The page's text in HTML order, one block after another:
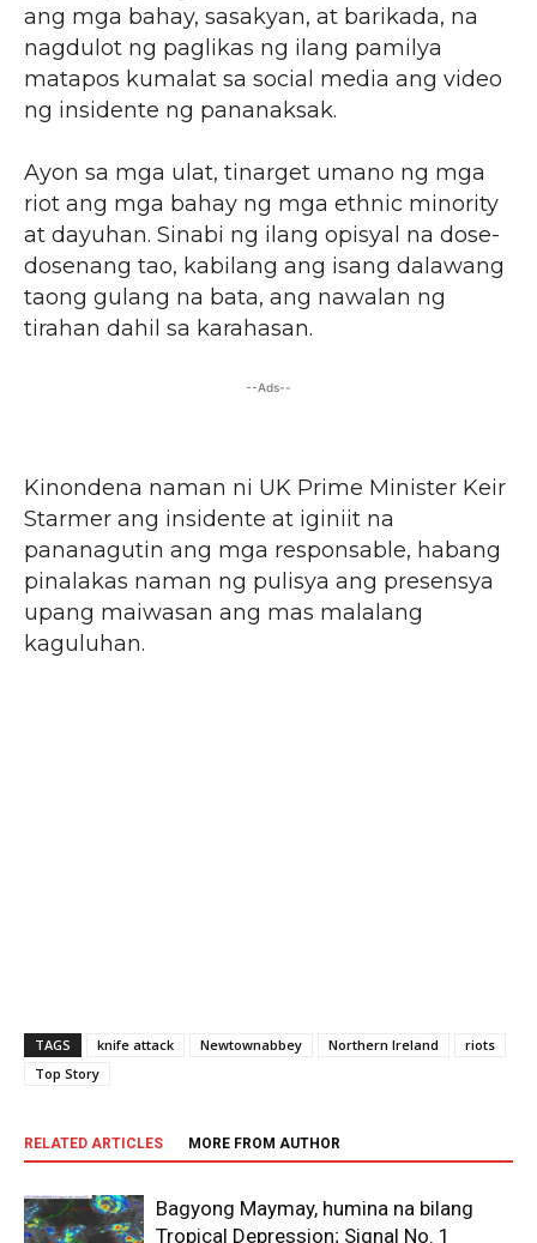
ang mga bahay, sasakyan, at barikada, na
nagdulot ng paglikas ng ilang pamilya
matapos kumalat sa social media ang video
ng insidente ng pananaksak.
Ayon sa mga ulat, tinarget umano ng mga
riot ang mga bahay ng mga ethnic minority
at dayuhan. Sinabi ng ilang opisyal na dose-
dosenang tao, kabilang ang isang dalawang
taong gulang na bata, ang nawalan ng
tirahan dahil sa karahasan.
--Ads--
Kinondena naman ni UK Prime Minister Keir
Starmer ang insidente at iginiit na
pananagutin ang mga responsable, habang
pinalakas naman ng pulisya ang presensya
upang maiwasan ang mas malalang
kaguluhan.
TAGS knife attack Newtownabbey Northern Ireland
riots
Top Story
RELATED ARTICLES MORE FROM AUTHOR
Bagyong Maymay, humina na bilang
Tropical Depression; Signal No. 1